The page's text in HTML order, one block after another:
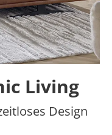
Living
Design